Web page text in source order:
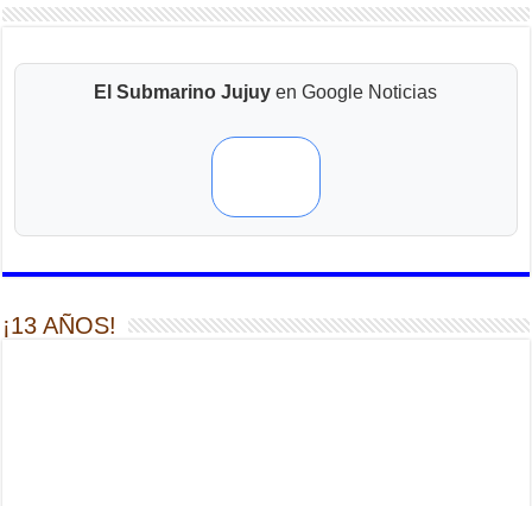
El Submarino Jujuy en Google Noticias
¡13 AÑOS!